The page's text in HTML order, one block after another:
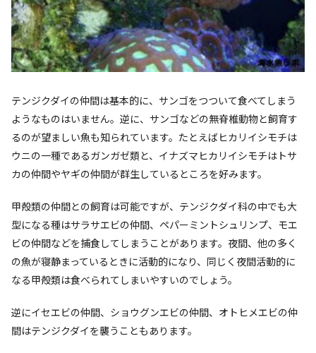
テンジクダイの仲間は基本的に、サンゴをつついて食べてしまう
ようなものはいません。逆に、サンゴなどの無脊椎動物と飼育す
るのが望ましい魚も知られています。たとえばヒカリイシモチは
ウニの一種であるガンガゼ類と、イナズマヒカリイシモチはトサ
カの仲間やヤギの仲間が群生しているところを好みます。
甲殻類の仲間との飼育は可能ですが、テンジクダイ科の中でも大
型になる種はサラサエビの仲間、ペパーミントシュリンプ、モエ
ビの仲間などを捕食してしまうことがあります。夜間、他の多く
の魚が寝静まっているときに活動的になり、同じく夜間活動的に
なる甲殻類は食べられてしまいやすいのでしょう。
逆にイセエビの仲間、ショウグンエビの仲間、オトヒメエビの仲
間はテンジクダイを襲うこともあります。